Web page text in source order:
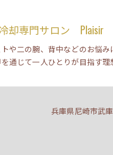
却専門サロン Plaisir
や二の腕、背中などのお悩
通じて一人ひとりが目指す
兵庫県尼崎市武